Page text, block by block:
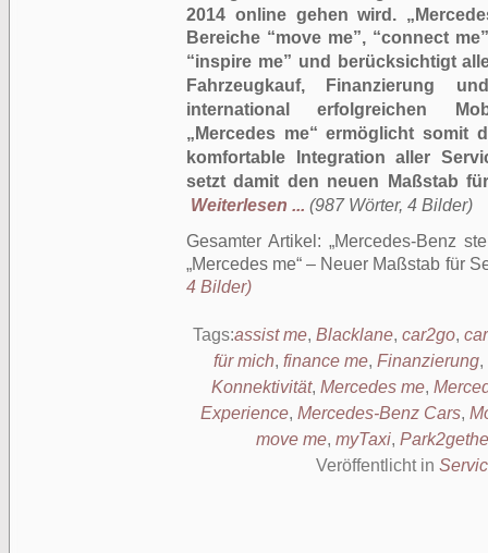
2014 online gehen wird.
Bereiche “move me”, “connect
“inspire me” und berücksichtigt
Fahrzeugkauf, Finanzierung
international erfolgreichen
„Mercedes me“ ermöglicht somit
komfortable Integration aller
setzt damit den neuen Maßstab
Weiterlesen ... (987 Wörter, 4 Bilder)
Gesamter Artikel:
Mercedes-Benz
„Mercedes me“ – Neuer Maßstab für
4 Bilder)
Tags:assist me, Blacklane, car2go,
für mich, finance me, Finanzierung,
Konnektivität, Mercedes me,
Experience, Mercedes-Benz Cars,
move me, myTaxi,
Veröffentlicht in